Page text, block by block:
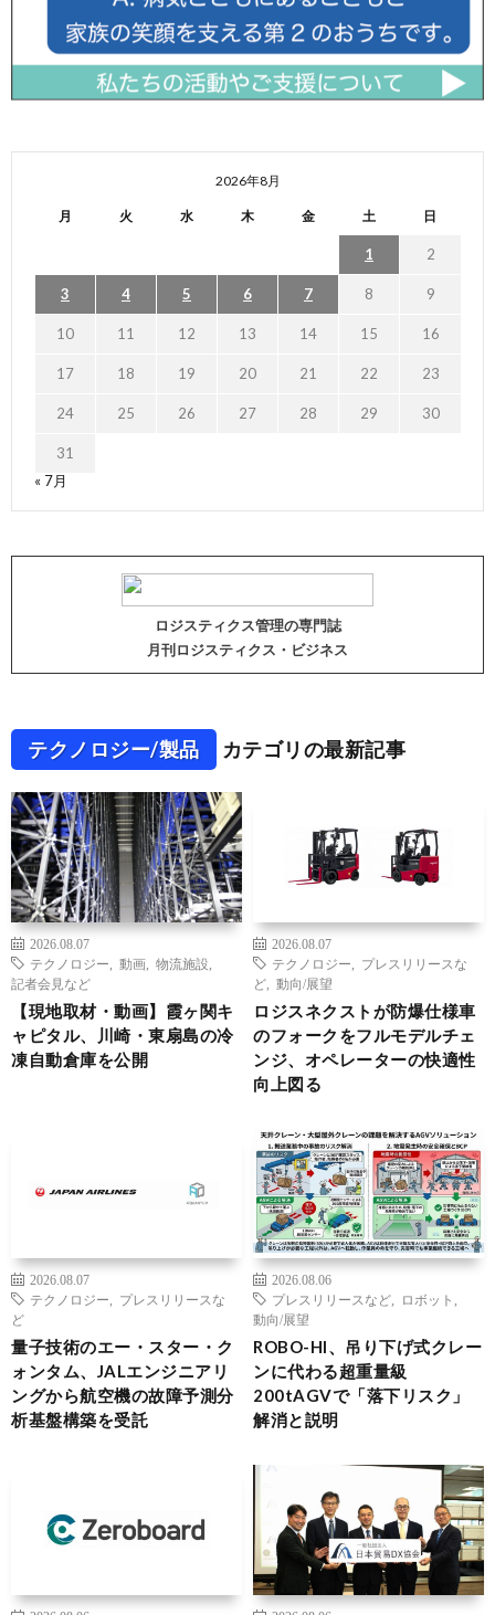
2026年8月
月 火 水 木 金 土 日
1 2
3 4 5 6 7 8 9
10 11 12 13 14 15 16
17 18 19 20 21 22 23
24 25 26 27 28 29 30
31
« 7月
ロジスティクス管理の専門誌
月刊ロジスティクス・ビジネス
テクノロジー/製品 カテゴリの最新記事
2026.08.07
テクノロジー
動画 物流施設
記者会見など
【現地取材・動画】霞ヶ関キ
ャピタル、川崎・東扇島の冷
凍自動倉庫を公開
2026.08.07
テクノロジー
プレスリリースな
ど
動向/展望
ロジスネクストが防爆仕様車
のフォークをフルモデルチェ
ンジ、オペレーターの快適性
向上図る
2026.08.07
テクノロジー
プレスリリースな
ど
量子技術のエー・スター・ク
ォンタム、JALエンジニアリ
ングから航空機の故障予測分
析基盤構築を受託
2026.08.06
プレスリリースなど
ロボット
動向/展望
ROBO-HI、吊り下げ式クレー
ンに代わる超重量級
200tAGVで「落下リスク」
解消と説明